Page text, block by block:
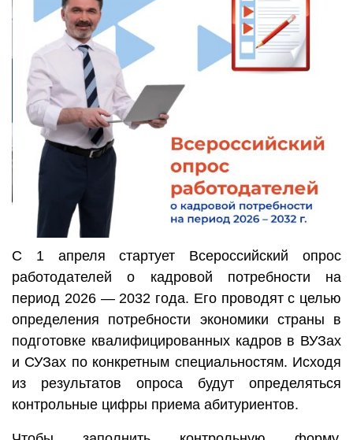
С 1 апреля стартует Всероссийский опрос
работодателей о кадровой потребности на
период 2026 — 2032 года. Его проводят с целью
определения потребности экономики страны в
подготовке квалифицированных кадров в ВУЗах
и СУЗах по конкретным специальностям. Исходя
из результатов опроса будут определяться
контрольные цифры приема абитуриентов.